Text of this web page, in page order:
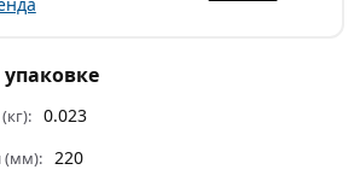
0.023
(мм): 220